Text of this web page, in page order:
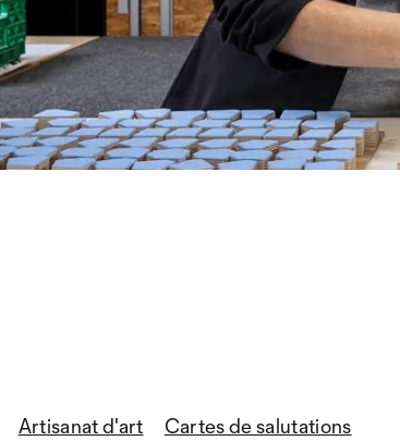
Artisanat d'art Cartes de salutations